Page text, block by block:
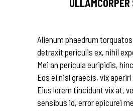
Alienum phaedrum
detraxit periculis ex, nihil
Mei an pericula euripidis,
Eos ei nisl graecis, vix
Eius lorem tincidunt vix at,
sensibus id, error epicurei